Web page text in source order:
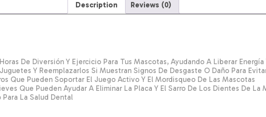
Description Reviews (0)
De Diversión Y Ejercicio Para Tus Mascotas, Ayudando A Liberar
Y Reemplazarlos Si Muestran Signos De Desgaste O Daño Para
Que Pueden Soportar El Juego Activo Y El Mordisqueo De Las Mascotas
Que Pueden Ayudar A Eliminar La Placa Y El Sarro De Los Dientes De
La Salud Dental